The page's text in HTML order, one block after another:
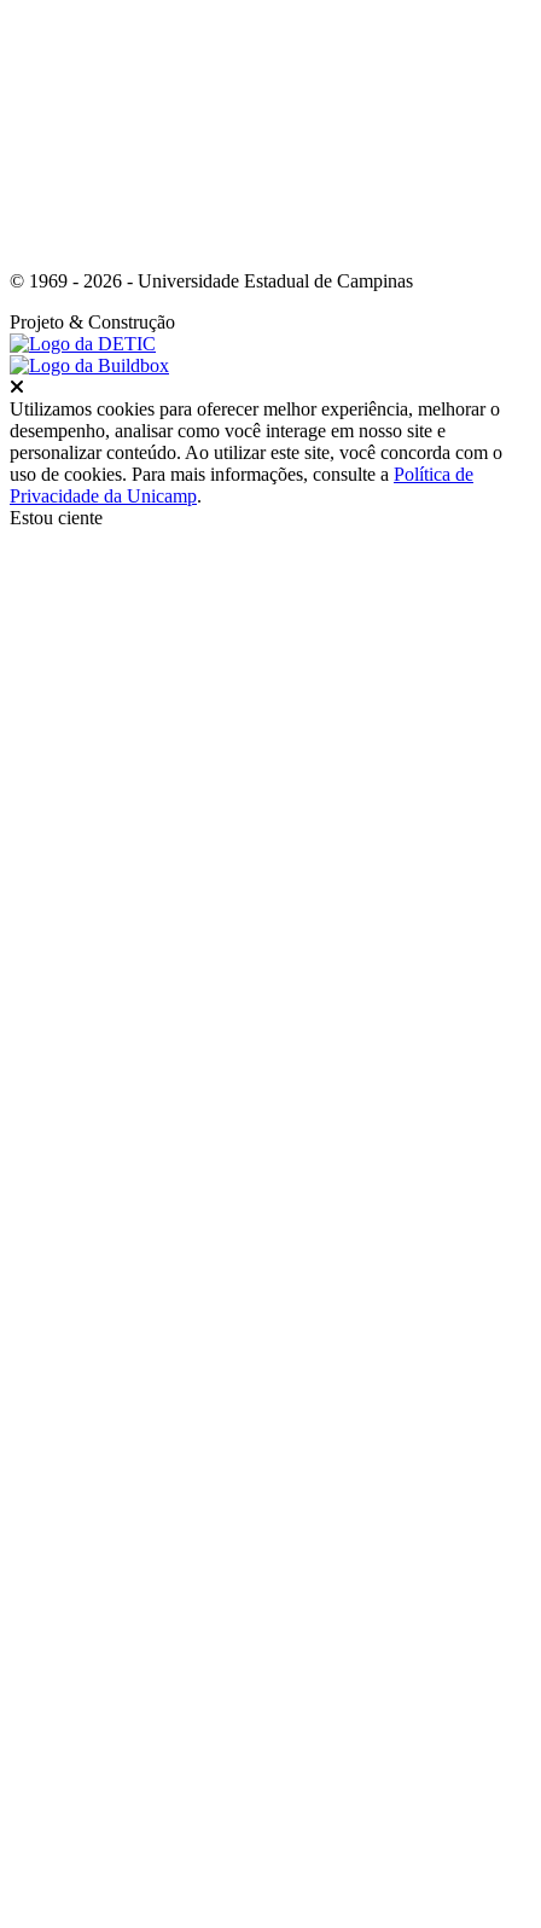
© 1969 - 2026 - Universidade Estadual de Campinas
Projeto & Construção
Utilizamos cookies para oferecer melhor experiência, melhorar o
desempenho, analisar como você interage em nosso site e
personalizar conteúdo. Ao utilizar este site, você concorda com o
uso de cookies. Para mais informações, consulte a Política de
Privacidade da Unicamp.
Estou ciente